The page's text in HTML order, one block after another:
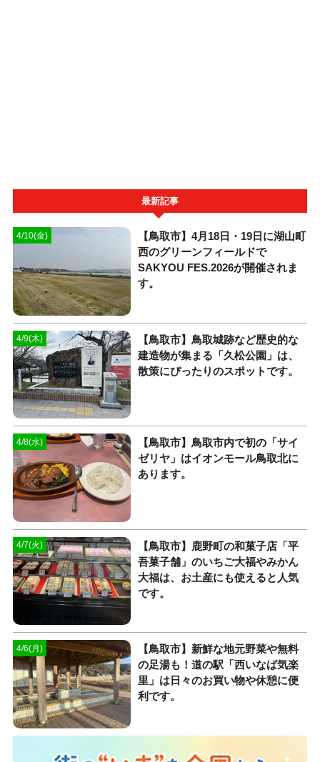
最新記事
4/10(金)
【鳥取市】4月18日・19日に湖山町
西のグリーンフィールドで
SAKYOU FES.2026が開催されま
す。
4/9(木)
【鳥取市】鳥取城跡など歴史的な
建造物が集まる「久松公園」は、
散策にぴったりのスポットです。
4/8(水)
【鳥取市】鳥取市内で初の「サイ
ゼリヤ」はイオンモール鳥取北に
あります。
4/7(火)
【鳥取市】鹿野町の和菓子店「平
吾菓子舗」のいちご大福やみかん
大福は、お土産にも使えると人気
です。
4/6(月)
【鳥取市】新鮮な地元野菜や無料
の足湯も！道の駅「西いなば気楽
里」は日々のお買い物や休憩に便
利です。